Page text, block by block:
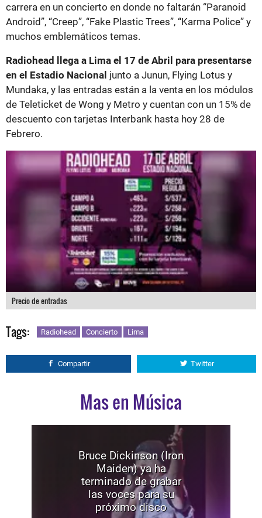
carrera en un concierto en donde no faltarán “Paranoid
Android”, “Creep”, “Fake Plastic Trees”, “Karma Police” y
muchos emblemáticos temas.
Radiohead llega a Lima el 17 de Abril para presentarse
en el Estadio Nacional junto a Junun, Flying Lotus y
Mundaka, y las entradas están a la venta en los módulos
de Teleticket de Wong y Metro y cuentan con un 15% de
descuento con tarjetas Interbank hasta hoy 28 de
Febrero.
Precio de entradas
Tags: Radiohead Concierto Lima
Compartir Twitter
Mas en Música
Bruce Dickinson (Iron
Maiden) ya ha
terminado de grabar
las voces para su
próximo disco